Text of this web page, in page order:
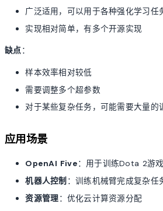
广泛适用，可以用于各种强化学习任
实现相对简单，有多个开源实现
缺点 ：
样本效率相对较低
需要调整多个超参数
对于某些复杂任务，可能需要大量的
应用场景
OpenAI Five：用于训练Dota 2游
机器人控制 ：训练机械臂完成复杂任
资源管理：优化云计算资源分配